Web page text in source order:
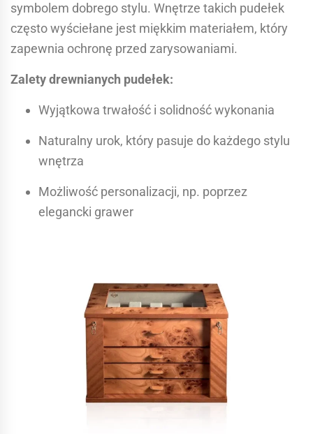
symbolem dobrego stylu. Wnętrze takich pudełek
często wyściełane jest miękkim materiałem, który
zapewnia ochronę przed zarysowaniami.
Zalety drewnianych pudełek:
Wyjątkowa trwałość i solidność wykonania
Naturalny urok, który pasuje do każdego stylu
wnętrza
Możliwość personalizacji, np. poprzez
elegancki grawer